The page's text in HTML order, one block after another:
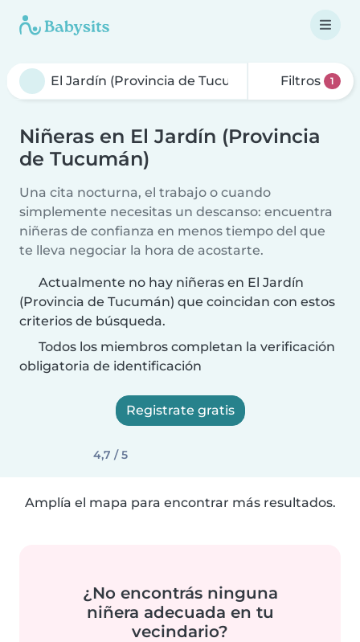
Filtros 1
Niñeras en El Jardín (Provincia
de Tucumán)
Una cita nocturna, el trabajo o cuando
simplemente necesitas un descanso: encuentra
niñeras de confianza en menos tiempo del que
te lleva negociar la hora de acostarte.
Actualmente no hay niñeras en El Jardín
(Provincia de Tucumán) que coincidan con estos
criterios de búsqueda.
Todos los miembros completan la verificación
obligatoria de identificación
Registrate gratis
4,7 / 5
Amplía el mapa para encontrar más resultados.
¿No encontrás ninguna
niñera adecuada en tu
vecindario?